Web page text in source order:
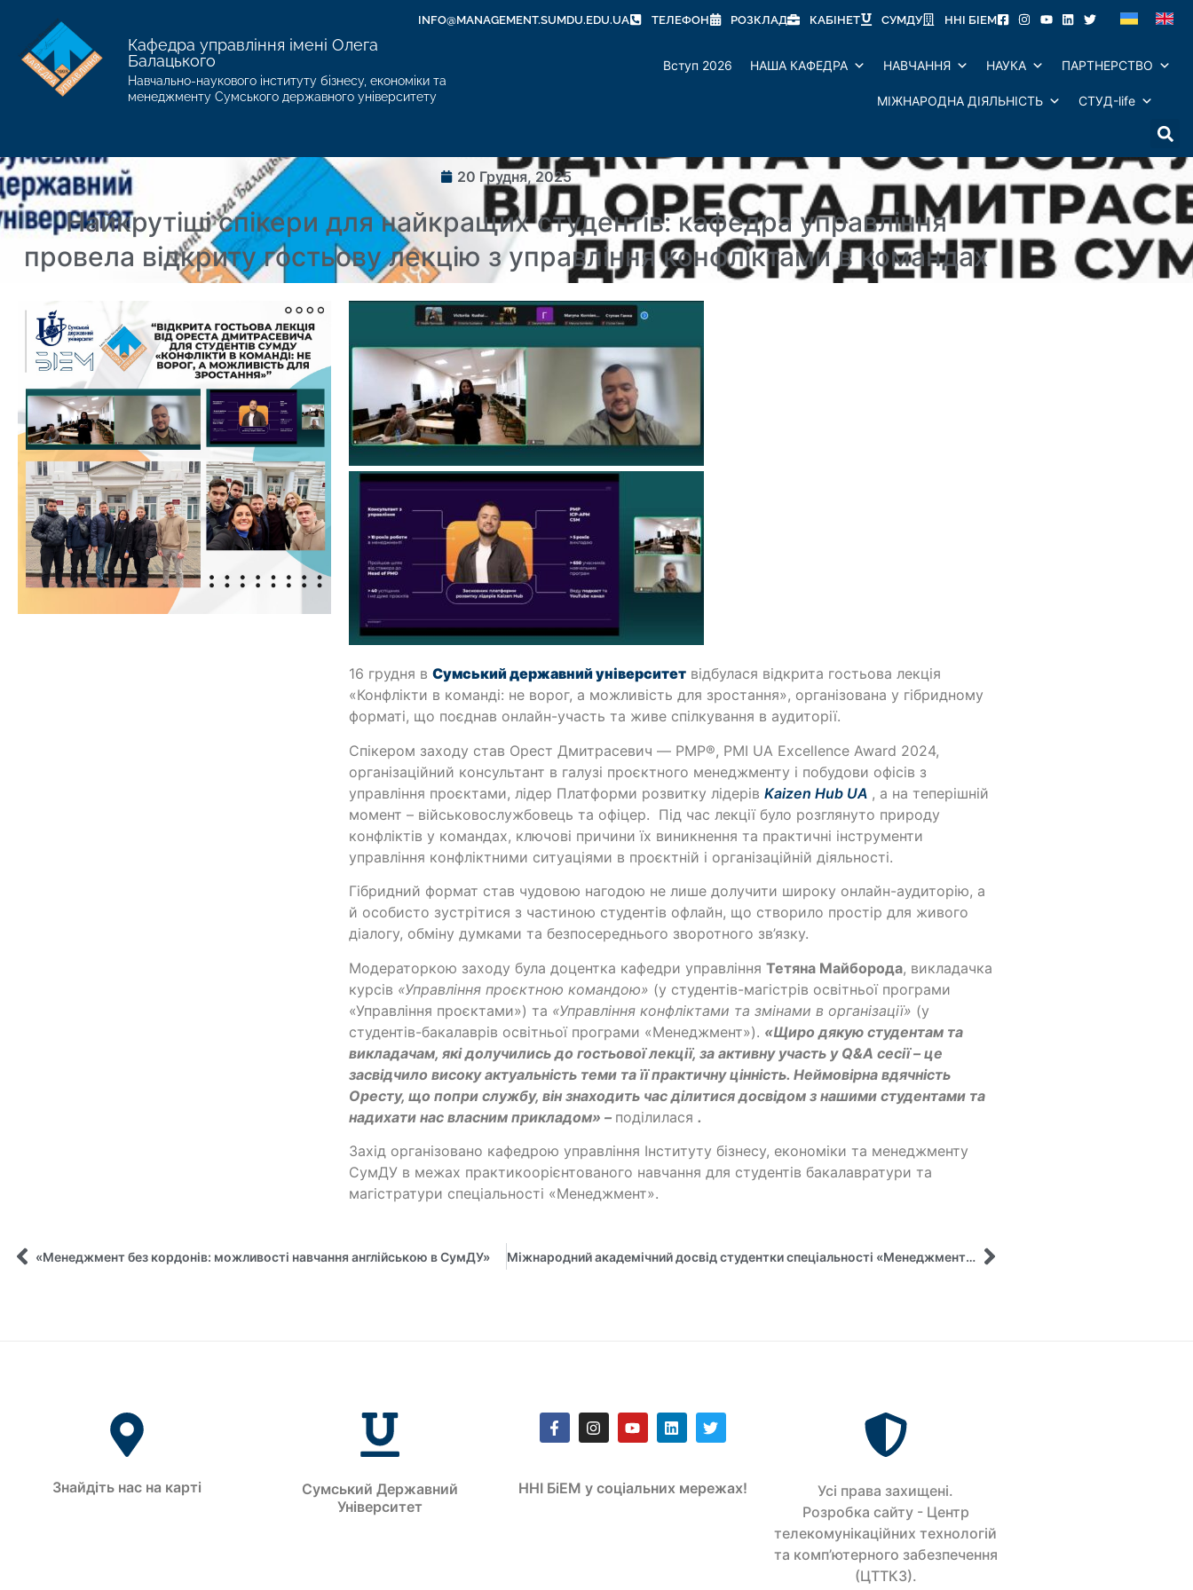
INFO@MANAGEMENT.SUMDU.EDU.UA ТЕЛЕФОН РОЗКЛАД КАБІНЕТ СУМДУ ННІ БІЕМ
Кафедра управління імені Олега
Балацького
Навчально-наукового інституту бізнесу, економіки та
менеджменту Сумського державного університету
Вступ 2026 НАША КАФЕДРА НАВЧАННЯ НАУКА ПАРТНЕРСТВО
МІЖНАРОДНА ДІЯЛЬНІСТЬ СТУД-life
20 Грудня, 2025
Найкрутіші спікери для найкращих студентів: кафедра управління
провела відкриту гостьову лекцію з управління конфліктами в командах
16 грудня вСумський державний університет відбулася відкрита гостьова лекція
«Конфлікти в команді: не ворог, а можливість для зростання», організована у гібридному
форматі, що поєднав онлайн-участь та живе спілкування в аудиторії.
Спікером заходу став Орест Дмитрасевич — PMP®, PMI UA Excellence Award 2024,
організаційний консультант в галузі проєктного менеджменту і побудови офісів з
управління проєктами, лідер Платформи розвитку лідерівKaizen Hub UA , а на теперішній
момент – військовослужбовець та офіцер. Під час лекції було розглянуто природу
конфліктів у командах, ключові причини їх виникнення та практичні інструменти
управління конфліктними ситуаціями в проєктній і організаційній діяльності.
Гібридний формат став чудовою нагодою не лише долучити широку онлайн-аудиторію, а
й особисто зустрітися з частиною студентів офлайн, що створило простір для живого
діалогу, обміну думками та безпосереднього зворотного зв’язку.
Модераторкою заходу була доцентка кафедри управлінняТетяна Майборода, викладачка
курсів «Управління проєктною командою» (у студентів-магістрів освітньої програми
«Управління проєктами») та «Управління конфліктами та змінами в організації» (у
студентів-бакалаврів освітньої програми «Менеджмент»). «Щиро дякую студентам та
викладачам, які долучились до гостьової лекції, за активну участь у Q&A сесії – це
засвідчило високу актуальність теми та її практичну цінність. Неймовірна вдячність
Оресту, що попри службу, він знаходить час ділитися досвідом з нашими студентами та
надихати нас власним прикладом» – поділилася.
Захід організовано кафедрою управління Інституту бізнесу, економіки та менеджменту
СумДУ в межах практикоорієнтованого навчання для студентів бакалавратури та
магістратури спеціальності «Менеджмент».
«Менеджмент без кордонів: можливості навчання англійською в СумДУ» Міжнародний академічний досвід студентки спеціальності «Менеджмент» СумДУ
Знайдіть нас на карті
Сумський Державний
Університет
ННІ БіЕМ у соціальних мережах!
Усi права захищенi.
Розробка сайту - Центр
телекомунікаційних технологій
та комп’ютерного забезпечення
(ЦТТКЗ).